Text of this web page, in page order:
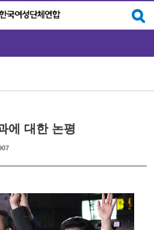
에 대한 논평